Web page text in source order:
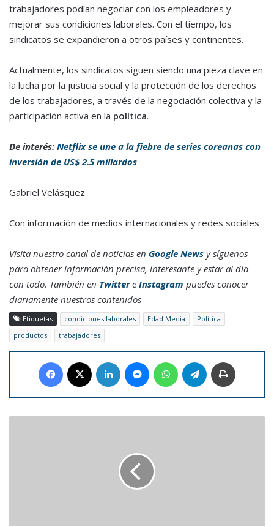
trabajadores podían negociar con los empleadores y
mejorar sus condiciones laborales. Con el tiempo, los
sindicatos se expandieron a otros países y continentes.
Actualmente, los sindicatos siguen siendo una pieza clave en
la lucha por la justicia social y la protección de los derechos
de los trabajadores, a través de la negociación colectiva y la
participación activa en la política.
De interés: Netflix se une a la fiebre de series coreanas con
inversión de US$ 2.5 millardos
Gabriel Velásquez
Con información de medios internacionales y redes sociales
Visita nuestro canal de noticias en Google News y síguenos
para obtener información precisa, interesante y estar al día
con todo. También en Twittere Instagram puedes conocer
diariamente nuestros contenidos
Etiquetas condiciones laborales Edad Media
Política
productos
trabajadores
Facebook LinkedIn MessengerWhatsAppTelegram